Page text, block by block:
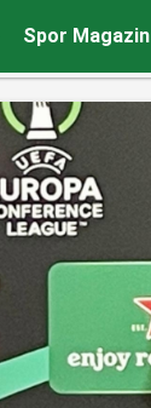
Spor Magazin